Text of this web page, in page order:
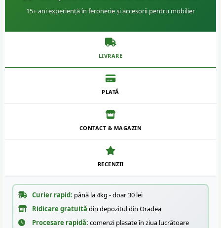
15+ ani experiență în feronerie și accesorii pentru mobilier
LIVRARE
PLATĂ
CONTACT & MAGAZIN
RECENZII
Curier rapid: până la 4kg - doar 30 lei
Ridicare gratuită din depozitul din Oradea
Procesare rapidă: comenzi plasate în ziua lucrătoare